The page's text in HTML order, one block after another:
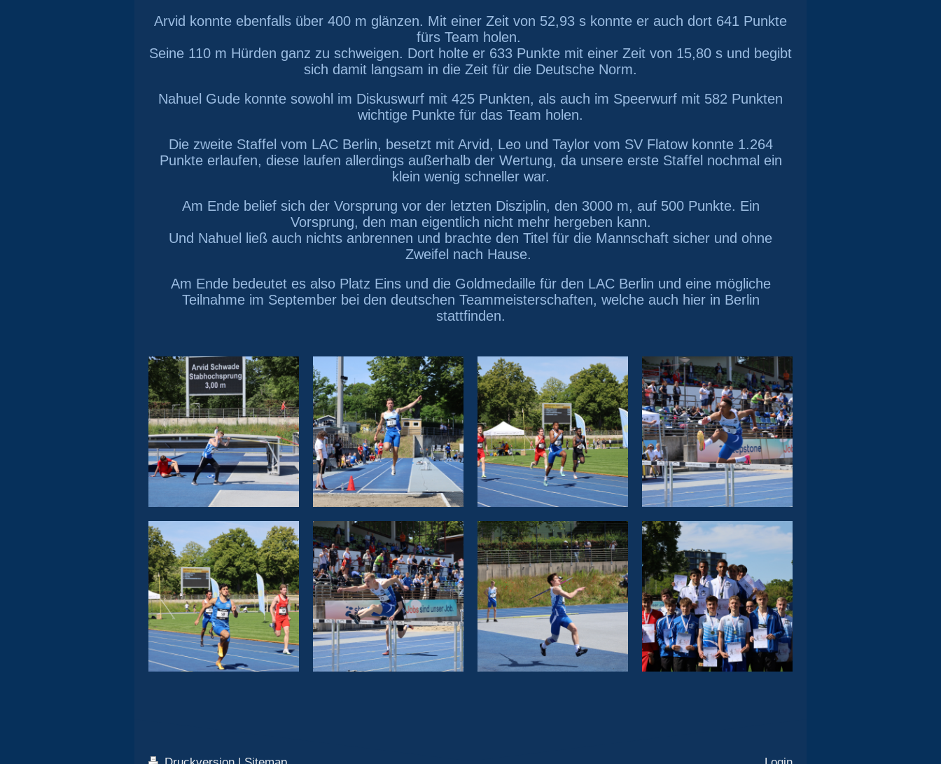
Arvid konnte ebenfalls über 400 m glänzen. Mit einer Zeit von 52,93 s konnte er auch dort 641 Punkte
fürs Team holen.
Seine 110 m Hürden ganz zu schweigen. Dort holte er 633 Punkte mit einer Zeit von 15,80 s und begibt
sich damit langsam in die Zeit für die Deutsche Norm.
Nahuel Gude konnte sowohl im Diskuswurf mit 425 Punkten, als auch im Speerwurf mit 582 Punkten
wichtige Punkte für das Team holen.
Die zweite Staffel vom LAC Berlin, besetzt mit Arvid, Leo und Taylor vom SV Flatow konnte 1.264
Punkte erlaufen, diese laufen allerdings außerhalb der Wertung, da unsere erste Staffel nochmal ein
klein wenig schneller war.
Am Ende belief sich der Vorsprung vor der letzten Disziplin, den 3000 m, auf 500 Punkte. Ein
Vorsprung, den man eigentlich nicht mehr hergeben kann.
Und Nahuel ließ auch nichts anbrennen und brachte den Titel für die Mannschaft sicher und ohne
Zweifel nach Hause.
Am Ende bedeutet es also Platz Eins und die Goldmedaille für den LAC Berlin und eine mögliche
Teilnahme im September bei den deutschen Teammeisterschaften, welche auch hier in Berlin
stattfinden.